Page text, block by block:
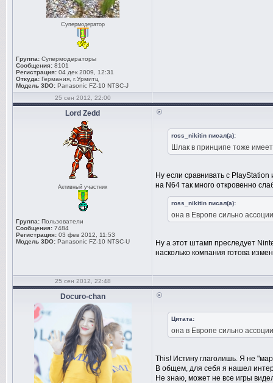
Супермодератор
Группа: Супермодераторы
Сообщения: 8101
Регистрация: 04 дек 2009, 12:31
Откуда: Германия, г.Урмитц
Модель 3DO: Panasonic FZ-10 NTSC-J
25 сен 2012, 22:00
Lord Zedd
Активный участник
Группа: Пользователи
Сообщения: 7484
Регистрация: 03 фев 2012, 11:53
Модель 3DO: Panasonic FZ-10 NTSC-U
ross_nikitin писал(а):
Шлак в принципе тоже
Ну если сравнивать с
на N64 так много откровенно
ross_nikitin писал(а):
она в Европе сильно
Ну а этот штамп преследует
насколько компания готова
25 сен 2012, 22:48
Docuro-chan
Цитата:
она в Европе сильно
This! Истину глаголишь. Я не
В общем, для себя я нашел
Не знаю, может не все игры